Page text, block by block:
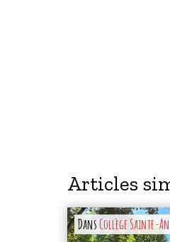
Articles
DansCollège Sainte-